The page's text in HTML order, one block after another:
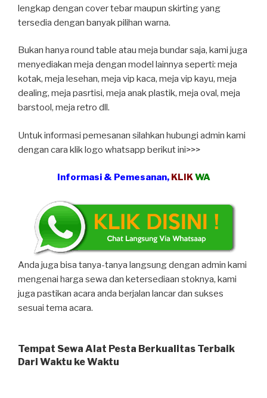
lengkap dengan cover tebar maupun skirting yang
tersedia dengan banyak pilihan warna.
Bukan hanya round table atau meja bundar saja, kami juga
menyediakan meja dengan model lainnya seperti: meja
kotak, meja lesehan, meja vip kaca, meja vip kayu, meja
dealing, meja pasrtisi, meja anak plastik, meja oval, meja
barstool, meja retro dll.
Untuk informasi pemesanan silahkan hubungi admin kami
dengan cara klik logo whatsapp berikut ini>>>
Informasi & Pemesanan, KLIKWA
Anda juga bisa tanya-tanya langsung dengan admin kami
mengenai harga sewa dan ketersediaan stoknya, kami
juga pastikan acara anda berjalan lancar dan sukses
sesuai tema acara.
Tempat Sewa Alat Pesta Berkualitas Terbaik
Dari Waktu ke Waktu